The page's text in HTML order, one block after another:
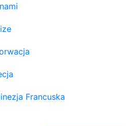
Francuska